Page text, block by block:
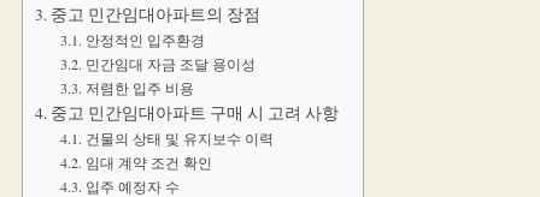
중고 민간임대아파트의 장점
안정적인 입주환경
민간임대 자금 조달 용이성
저렴한 입주 비용
중고 민간임대아파트 구매 시 고려 사항
건물의 상태 및 유지보수 이력
임대 계약 조건 확인
입주 예정자 수